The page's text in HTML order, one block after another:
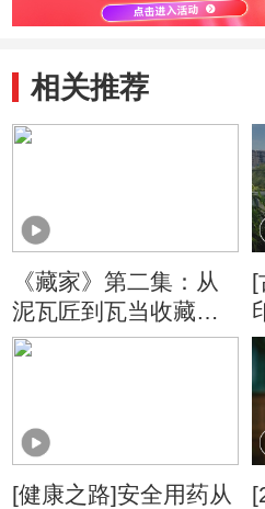
相关推荐
《藏家》第二集：从
泥瓦匠到瓦当收藏大
家
[
[健康之路]安全用药从